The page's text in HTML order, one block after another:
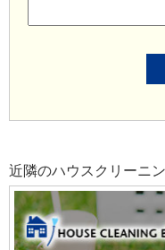
近隣のハウスクリーニ